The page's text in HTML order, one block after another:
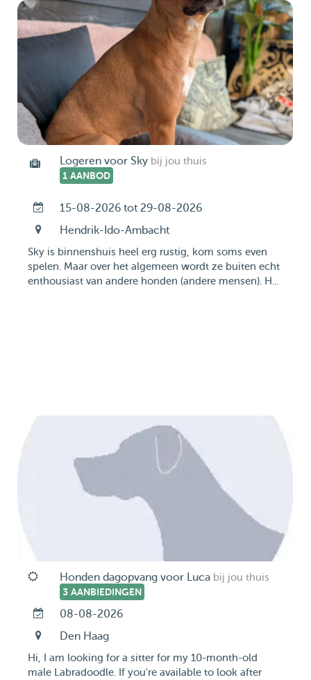
Logeren voor Sky bij jou thuis
1 AANBOD
15-08-2026 tot 29-08-2026
Hendrik-Ido-Ambacht
Sky is binnenshuis heel erg rustig, kom soms even
spelen. Maar over het algemeen wordt ze buiten echt
enthousiast van andere honden (andere mensen). H...
Honden dagopvang voor Luca bij jou thuis
3 AANBIEDINGEN
08-08-2026
Den Haag
Hi, I am looking for a sitter for my 10-month-old
male Labradoodle. If you're available to look after